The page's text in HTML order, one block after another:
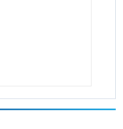
+ PORTEFEUILLE + LISTE